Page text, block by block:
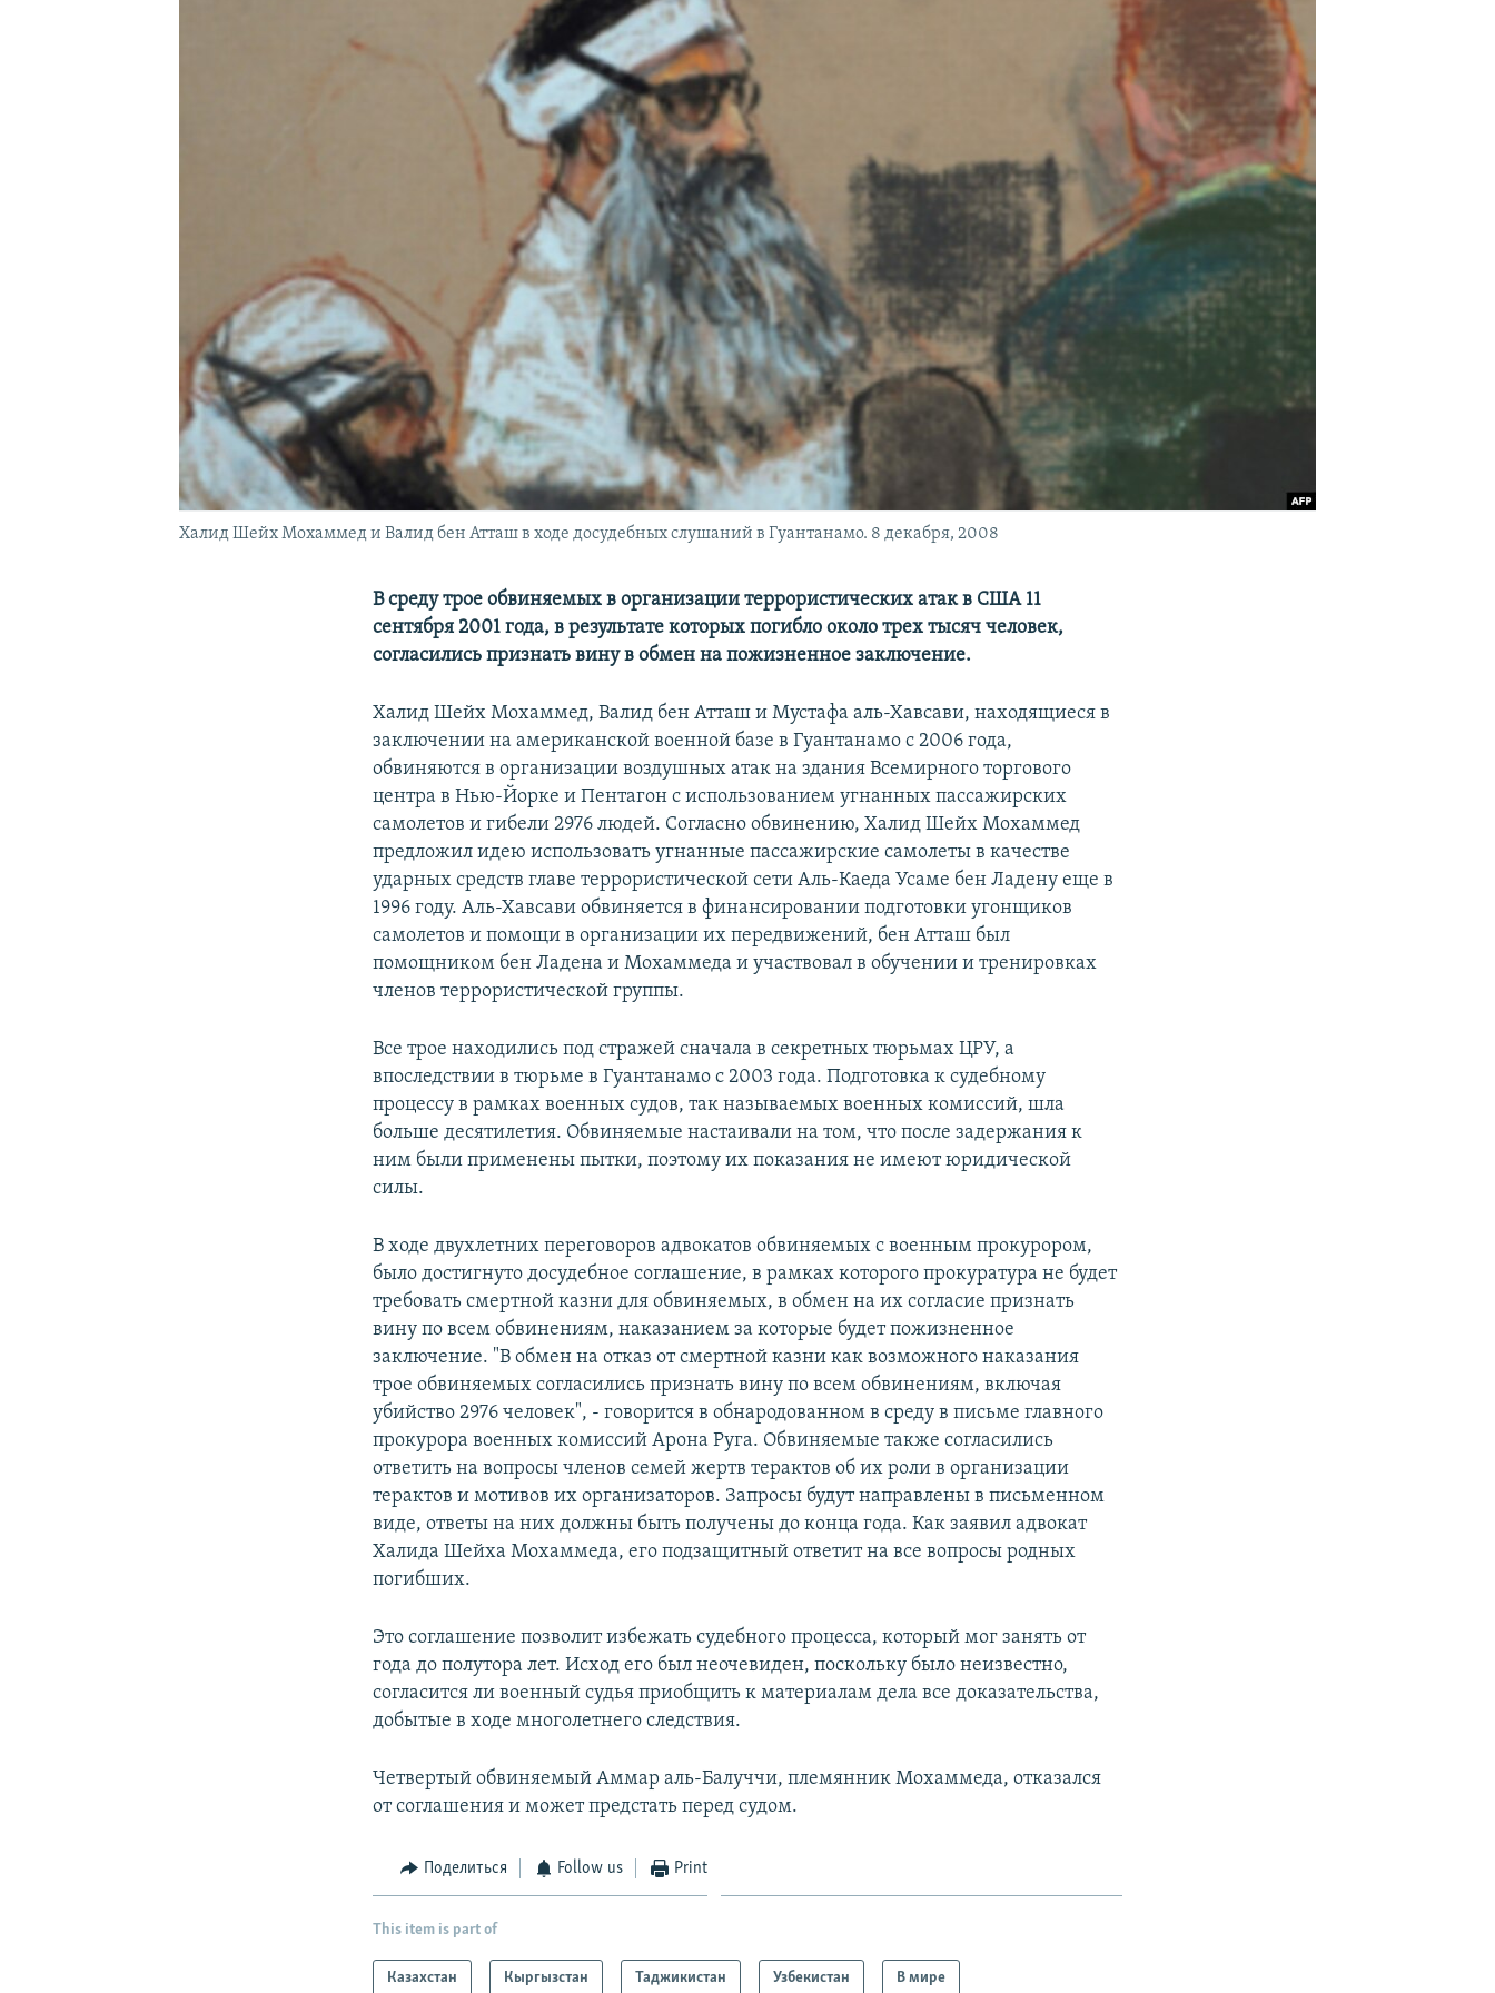
Халид Шейх Мохаммед и Валид бен Атташ в ходе досудебных слушаний в Гуантанамо. 8 декабря, 2008
В среду трое обвиняемых в организации террористических атак в США 11
сентября 2001 года, в результате которых погибло около трех тысяч человек,
согласились признать вину в обмен на пожизненное заключение.
Халид Шейх Мохаммед, Валид бен Атташ и Мустафа аль-Хавсави, находящиеся в
заключении на американской военной базе в Гуантанамо с 2006 года,
обвиняются в организации воздушных атак на здания Всемирного торгового
центра в Нью-Йорке и Пентагон с использованием угнанных пассажирских
самолетов и гибели 2976 людей. Согласно обвинению, Халид Шейх Мохаммед
предложил идею использовать угнанные пассажирские самолеты в качестве
ударных средств главе террористической сети Аль-Каеда Усаме бен Ладену еще в
1996 году. Аль-Хавсави обвиняется в финансировании подготовки угонщиков
самолетов и помощи в организации их передвижений, бен Атташ был
помощником бен Ладена и Мохаммеда и участвовал в обучении и тренировках
членов террористической группы.
Все трое находились под стражей сначала в секретных тюрьмах ЦРУ, а
впоследствии в тюрьме в Гуантанамо с 2003 года. Подготовка к судебному
процессу в рамках военных судов, так называемых военных комиссий, шла
больше десятилетия. Обвиняемые настаивали на том, что после задержания к
ним были применены пытки, поэтому их показания не имеют юридической
силы.
В ходе двухлетних переговоров адвокатов обвиняемых с военным прокурором,
было достигнуто досудебное соглашение, в рамках которого прокуратура не будет
требовать смертной казни для обвиняемых, в обмен на их согласие признать
вину по всем обвинениям, наказанием за которые будет пожизненное
заключение. "В обмен на отказ от смертной казни как возможного наказания
трое обвиняемых согласились признать вину по всем обвинениям, включая
убийство 2976 человек", - говорится в обнародованном в среду в письме главного
прокурора военных комиссий Арона Руга. Обвиняемые также согласились
ответить на вопросы членов семей жертв терактов об их роли в организации
терактов и мотивов их организаторов. Запросы будут направлены в письменном
виде, ответы на них должны быть получены до конца года. Как заявил адвокат
Халида Шейха Мохаммеда, его подзащитный ответит на все вопросы родных
погибших.
Это соглашение позволит избежать судебного процесса, который мог занять от
года до полутора лет. Исход его был неочевиден, поскольку было неизвестно,
согласится ли военный судья приобщить к материалам дела все доказательства,
добытые в ходе многолетнего следствия.
Четвертый обвиняемый Аммар аль-Балуччи, племянник Мохаммеда, отказался
от соглашения и может предстать перед судом.
Поделиться Follow us Print
This item is part of
Казахстан Кыргызстан Таджикистан Узбекистан В мире